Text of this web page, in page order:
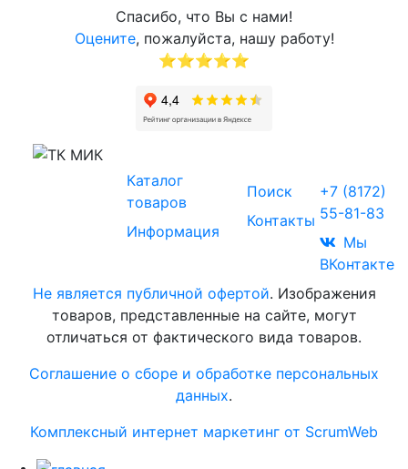
Спасибо, что Вы с нами!
Оцените, пожалуйста, нашу работу!
⭐⭐⭐⭐⭐
Каталог
товаров
Информация
Поиск
Контакты
+7 (8172)
55-81-83
Мы
ВКонтакте
Не является публичной офертой. Изображения
товаров, представленные на сайте, могут
отличаться от фактического вида товаров.
Соглашение о сборе и обработке персональных
данных.
Комплексный интернет маркетинг от ScrumWeb